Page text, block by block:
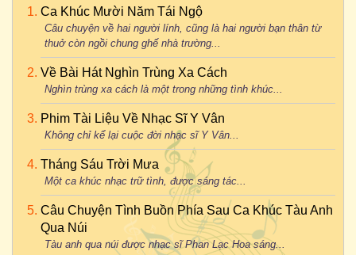
Ca Khúc Mười Năm Tái Ngộ
Câu chuyện về hai người lính, cũng là hai người bạn thân từ
thuở còn ngồi chung ghế nhà trường...
Về Bài Hát Nghìn Trùng Xa Cách
Nghìn trùng xa cách là một trong những tình khúc...
Phim Tài Liệu Về Nhạc Sĩ Y Vân
Không chỉ kể lại cuộc đời nhạc sĩ Y Vân...
Tháng Sáu Trời Mưa
Một ca khúc nhạc trữ tình, được sáng tác...
Câu Chuyện Tình Buồn Phía Sau Ca Khúc Tàu Anh
Qua Núi
Tàu anh qua núi được nhạc sĩ Phan Lạc Hoa sáng...